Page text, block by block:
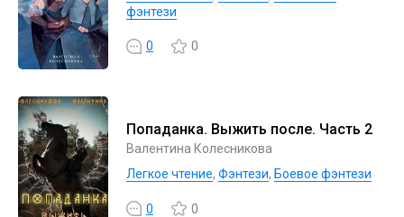
фэнтези
0 0
Попаданка. Выжить после. Часть 2
Валентина Колесникова
Легкое чтение, Фэнтези, Боевое фэнтези
0 0